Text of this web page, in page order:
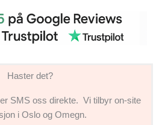
Haster det?
SMS oss direkte. Vi tilbyr on-site
i Oslo og Omegn.